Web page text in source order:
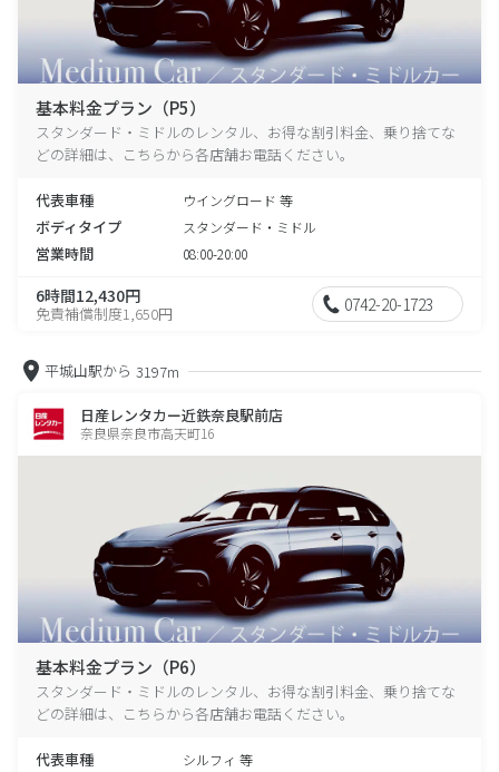
基本料金プラン（P5）
スタンダード・ミドルのレンタル、お得な割引料金、乗り捨てな
どの詳細は、こちらから各店舗お電話ください。
代表車種 ウイングロード 等
ボディタイプ スタンダード・ミドル
営業時間 08:00-20:00
6時間12,430円
免責補償制度1,650円 0742-20-1723
平城山駅から 3197m
日産レンタカー近鉄奈良駅前店
奈良県奈良市高天町16
基本料金プラン（P6）
スタンダード・ミドルのレンタル、お得な割引料金、乗り捨てな
どの詳細は、こちらから各店舗お電話ください。
代表車種 シルフィ 等